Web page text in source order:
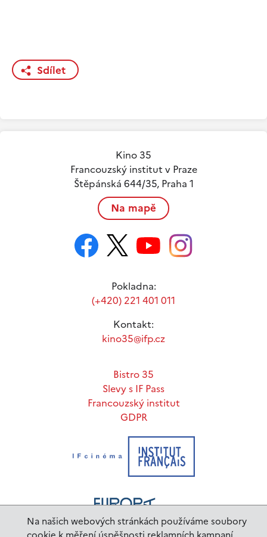
Na našich webových stránkách používáme soubory
Sdílet
Kino 35
Francouzský institut v Praze
Štěpánská 644/35, Praha 1
Na mapě
Pokladna:
(+420) 221 401 011
Kontakt:
kino35@ifp.cz
Bistro 35
Slevy s IF Pass
Francouzský institut
GDPR